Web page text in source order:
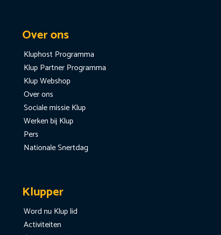
Over ons
Kluphost Programma
Klup Partner Programma
Klup Webshop
Over ons
Sociale missie Klup
Werken bij Klup
Pers
Nationale Snertdag
Klupper
Word nu Klup lid
Activiteiten